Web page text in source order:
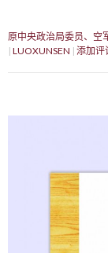
原中央政治局委员、空
LUOXUNSEN 添加评